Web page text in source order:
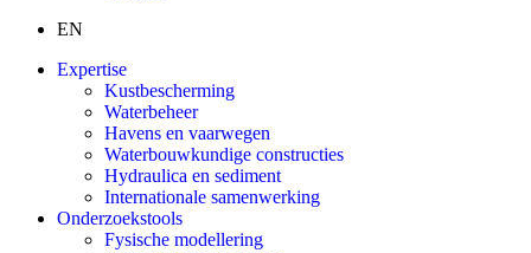
EN
Expertise
Kustbescherming
Waterbeheer
Havens en vaarwegen
Waterbouwkundige constructies
Hydraulica en sediment
Internationale samenwerking
Onderzoekstools
Fysische modellering